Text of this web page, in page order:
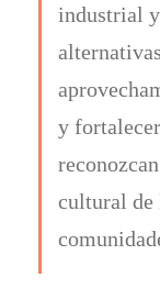
industrial
y
cultural de